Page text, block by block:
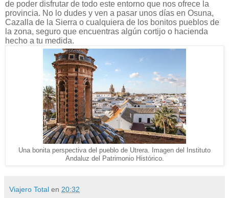
de poder disfrutar de todo este entorno que nos ofrece la
provincia. No lo dudes y ven a pasar unos días en Osuna,
Cazalla de la Sierra o cualquiera de los bonitos pueblos de
la zona, seguro que encuentras algún cortijo o hacienda
hecho a tu medida.
Una bonita perspectiva del pueblo de Utrera. Imagen del Instituto
Andaluz del Patrimonio Histórico.
Viajero Total en 20:32